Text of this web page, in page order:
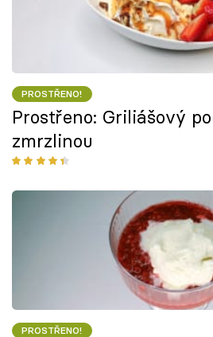
PROSTŘENO!
Prostřeno: Griliášový
zmrzlinou
PROSTŘENO!